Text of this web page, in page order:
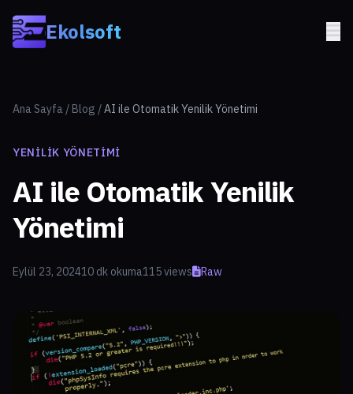
Ekolsoft
Ana Sayfa / Blog /AI ile Otomatik Yenilik Yönetimi
YENILIK YÖNETIMI
AI ile Otomatik Yenilik
Yönetimi
Eylül 23, 202410 dk okuma115 views Raw